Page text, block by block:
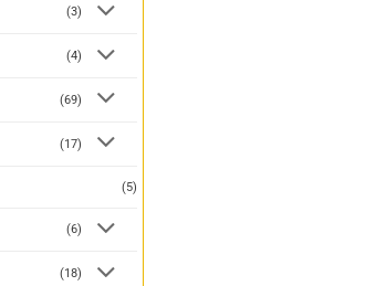
(3)
(4)
(69)
(17)
(5)
(6)
(18)